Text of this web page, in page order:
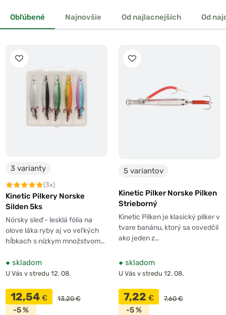
Obľúbené Najnovšie Od najlacnejších Od
3 varianty
(3x)
Kinetic Pilkery Norske
Silden 5ks
Nórsky sleď - lesklá fólia na
olove láka ryby aj vo veľkých
hĺbkach s nízkym množstvom…
● skladom
U Vás v stredu 12. 08.
12,54 € 13,20 €
-5 %
5 variantov
Kinetic Pilker Norske Pilken
Strieborný
Kinetic Pilken je klasický pilker v
tvare banánu, ktorý sa osvedčil
ako jeden z…
● skladom
U Vás v stredu 12. 08.
7,22 € 7,60 €
-5 %